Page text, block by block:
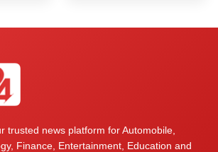
trusted news platform for Automobile,
Finance, Entertainment, Education and